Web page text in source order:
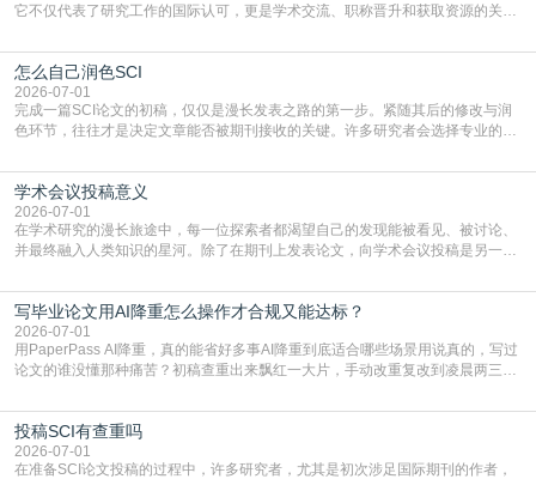
它不仅代表了研究工作的国际认可，更是学术交流、职称晋升和获取资源的关键
战与困惑。从选题立意到投稿回应，每一步都需要精心的策略与扎实的工作。本
篇AEIC学术交流中心小编就为大家介绍“发SCI文章”。一、精准定位是成功的第
一步发表SCI文章，首要解决的问题是“投
怎么自己润色SCI
2026-07-01
完成一篇SCI论文的初稿，仅仅是漫长发表之路的第一步。紧随其后的修改与润
色环节，往往才是决定文章能否被期刊接收的关键。许多研究者会选择专业的语
质量，更能在此过程中深化对学术写作的理解。如何系统、高效地打磨自己的论
文，使其在语言和学术表达上更符合国际期刊的要求，是每位研究者值得投入学
习的技能。本篇AEIC学术交流中心小编就为大家介
学术会议投稿意义
2026-07-01
在学术研究的漫长旅途中，每一位探索者都渴望自己的发现能被看见、被讨论、
并最终融入人类知识的星河。除了在期刊上发表论文，向学术会议投稿是另一个
广阔学术天地的大门，连接着个体研究与社会网络。本篇AEIC学术交流中心小编
就为大家介绍“学术会议投稿意义”。一、加速研究成果的传播与反馈学术会议通
常具有周期短、时效性强的特点。相比期刊漫长的
写毕业论文用AI降重怎么操作才合规又能达标？
2026-07-01
用PaperPass AI降重，真的能省好多事AI降重到底适合哪些场景用说真的，写过
论文的谁没懂那种痛苦？初稿查重出来飘红一大片，手动改重复改到凌晨两三
到秃头。这时候靠谱的AI降重真的就是救命稻草，选对工具，半天就能搞定你两
三天都做不完的事。不是所有人都需要用AI降重，但如果你符合下面这些场景，
真的可以试试：初稿写完重复率远超要
投稿SCI有查重吗
2026-07-01
在准备SCI论文投稿的过程中，许多研究者，尤其是初次涉足国际期刊的作者，